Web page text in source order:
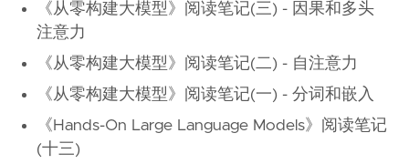
《从零构建大模型》阅读笔记(三) - 因果和多头
注意力
《从零构建大模型》阅读笔记(二) - 自注意力
《从零构建大模型》阅读笔记(一) - 分词和嵌入
《Hands-On Large Language Models》阅读笔记
(十三)